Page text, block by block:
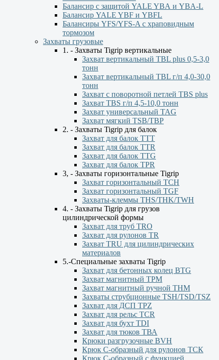
Балансир с защитой YALE YBА и YBА-L
Балансир YALE YBF и YBFL
Балансиры YFS/YFS-A с храповидным
тормозом
Захваты грузовые
1. - Захваты Tigrip вертикальные
Захват вертикальный TBL plus 0,5-3,0
тонн
Захват вертикальный TBL г/п 4,0-30,0
тонн
Захват с поворотной петлей TBS plus
Захват TBS г/п 4,5-10,0 тонн
Захват универсальный TAG
Захват мягкий TSB/TBP
2. - Захваты Tigrip для балок
Захват для балок ТТТ
Захват для балок TTR
Захват для балок TTG
Захват для балок TPR
3, - Захваты горизонтальные Tigrip
Захват горизонтальный ТСН
Захват горизонтальный ТGF
Захваты-клеммы THS/THK/TWH
4. - Захваты Tigrip для грузов
цилиндрической формы
Захват для труб TRO
Захват для рулонов TR
Захват TRU для цилиндрических
материалов
5.-Специальные захваты Tigrip
Захват для бетонных колец BTG
Захват магнитный TPM
Захват магнитный ручной ТНМ
Захваты струбционные TSH/TSD/TSZ
Захват для ДСП TPZ
Захват для рельс TCR
Захват для бухт TDI
Захват для тюков ТВА
Крюки разгрузочные BVH
Крюк С-образный для рулонов ТСК
Крюк С-образный с функцией